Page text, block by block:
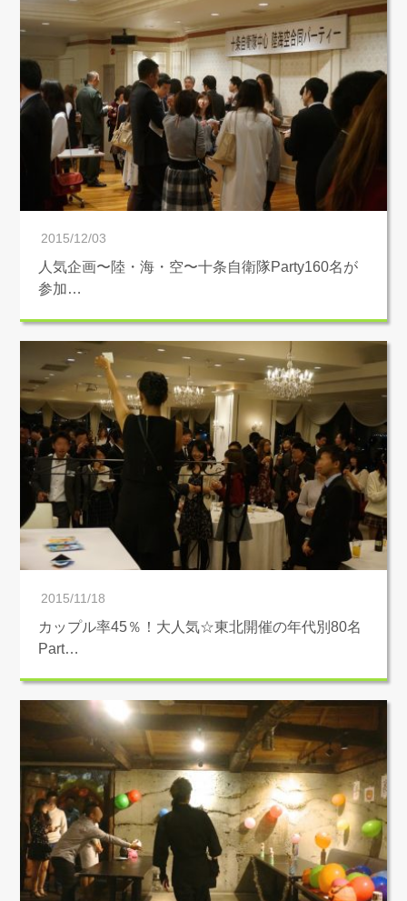
2015/12/03
人気企画〜陸・海・空〜十条自衛隊Party160名が
参加…
2015/11/18
カップル率45％！大人気☆東北開催の年代別80名
Part…